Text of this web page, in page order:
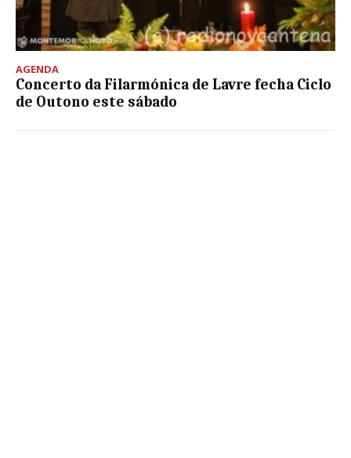
AGENDA
Concerto da Filarmónica de Lavre fecha Ciclo
de Outono este sábado